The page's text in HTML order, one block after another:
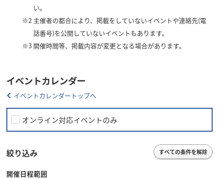
い。
※2 主催者の都合により、掲載をしていないイベントや連絡先(電
話番号)を公開していないイベントもあります。
※3 開催時間等、掲載内容が変更となる場合があります。
イベントカレンダー
イベントカレンダートップへ
オンライン対応イベントのみ
絞り込み すべての条件を解除
開催日程範囲